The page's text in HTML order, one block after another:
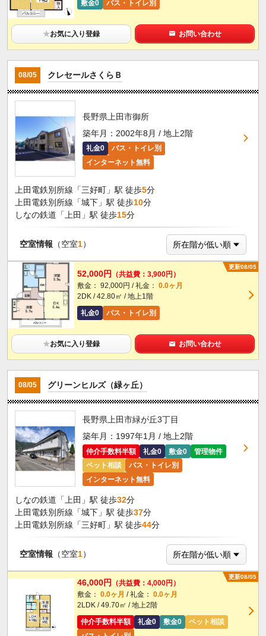
敷金0
バス・トイレ別
★お気に入り登録 お問い合わせ
08/05 クレセールさくらＢ
長野県上田市御所
築年月：2002年8月 / 地上2階
礼金0
バス・トイレ別
インターネット無料
上田電鉄別所線「三好町」駅 徒歩5分
上田電鉄別所線「城下」駅 徒歩10分
しなの鉄道「上田」駅 徒歩15分
空室情報 （空室1）
更新08/05
52,000円
（共益費：3,900円）
敷金： 92,000円 / 礼金： 0.0ヶ月
2DK / 42.80㎡ / 地上1階
礼金0
バス・トイレ別
★お気に入り登録 お問い合わせ
08/05 グリーンヒルズ（緑ヶ丘）
長野県上田市緑が丘3丁目
築年月：1997年1月 / 地上2階
仲介手数料半額 礼金0 敷金0
管理物件
ペット相談
バス・トイレ別
インターネット無料
しなの鉄道「上田」駅 徒歩32分
上田電鉄別所線「城下」駅 徒歩37分
上田電鉄別所線「三好町」駅 徒歩44分
空室情報 （空室1）
更新08/05
46,000円
（共益費：4,000円）
敷金： 0.0ヶ月 / 礼金： 0.0ヶ月
2LDK / 49.70㎡ / 地上2階
仲介手数料半額
礼金0 敷金0
ペット相談